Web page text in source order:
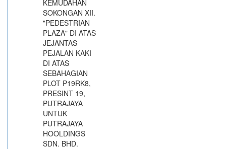
KEMUDAHAN
SOKONGAN XII.
"PEDESTRIAN
PLAZA" DI ATAS
JEJANTAS
PEJALAN KAKI
DI ATAS
SEBAHAGIAN
PLOT P19RK8,
PRESINT 19,
PUTRAJAYA
UNTUK
PUTRAJAYA
HOOLDINGS
SDN. BHD.